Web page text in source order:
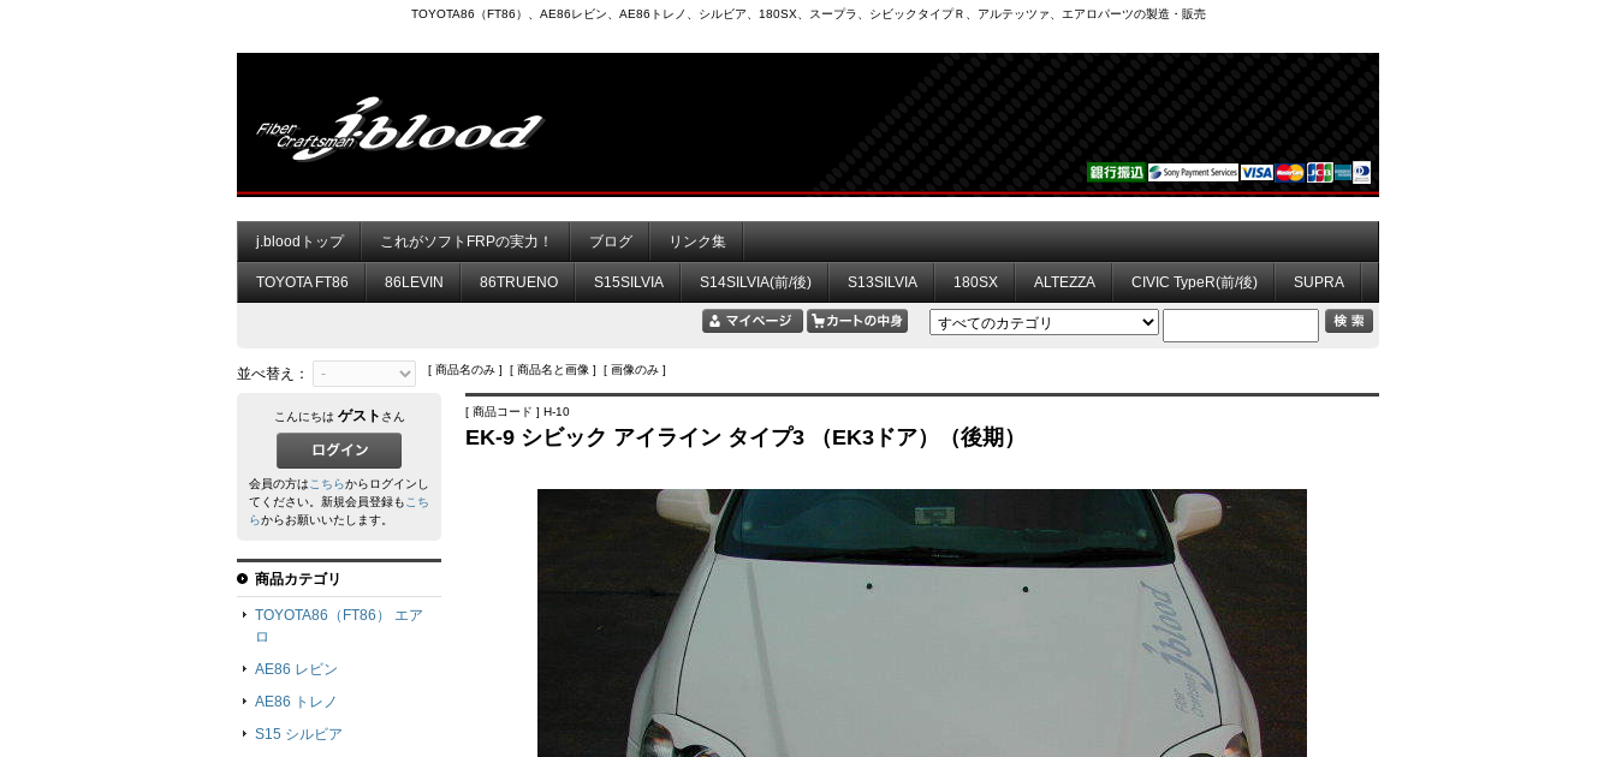
TOYOTA86（FT86）、AE86レビン、AE86トレノ、シルビア、180SX、スープラ、シビックタイプＲ、アルテッツァ、エアロパーツの製造・販売
j.bloodトップ これがソフトFRPの実力！ ブログ リンク集
TOYOTA FT86 86LEVIN 86TRUENO S15SILVIA S14SILVIA(前/後) S13SILVIA 180SX ALTEZZA CIVIC TypeR(前/後) SUPRA
並べ替え： [ 商品名のみ ] [ 商品名と画像 ] [ 画像のみ ]
[ 商品コード ] H-10
EK-9 シビック アイライン タイプ3 （EK3ドア）（後期）
こんにちは ゲスト さん
会員の方はこちらからログインし
てください。新規会員登録もこち
らからお願いいたします。
商品カテゴリ
TOYOTA86（FT86） エア
ロ
AE86 レビン
AE86 トレノ
S15 シルビア